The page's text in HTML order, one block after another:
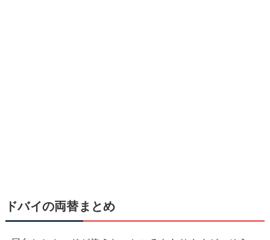
ドバイの両替まとめ